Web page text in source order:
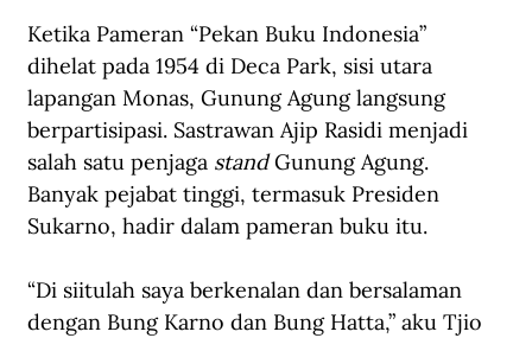
Ketika Pameran “Pekan Buku Indonesia”
dihelat pada 1954 di Deca Park, sisi utara
lapangan Monas, Gunung Agung langsung
berpartisipasi. Sastrawan Ajip Rasidi menjadi
salah satu penjaga stand Gunung Agung.
Banyak pejabat tinggi, termasuk Presiden
Sukarno, hadir dalam pameran buku itu.
“Di siitulah saya berkenalan dan bersalaman
dengan Bung Karno dan Bung Hatta,” aku Tjio